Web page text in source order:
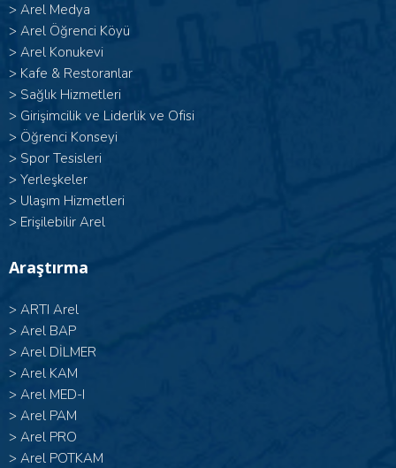
> Arel Medya
> Arel Öğrenci Köyü
> Arel Konukevi
> Kafe & Restoranlar
> Sağlık Hizmetleri
> Girişimcilik ve Liderlik ve Ofisi
> Öğrenci Konseyi
> Spor Tesisleri
> Yerleşkeler
> Ulaşım Hizmetleri
> Erişilebilir Arel
Araştırma
> ARTI Arel
> Arel BAP
> Arel DİLMER
> Arel KAM
> Arel MED-I
> Arel PAM
> Arel PRO
> Arel POTKAM